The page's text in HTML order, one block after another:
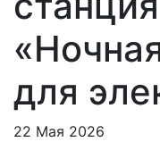
для
22 Мая 2026